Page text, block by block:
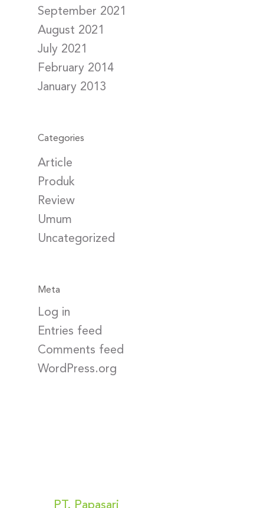
September 2021
August 2021
July 2021
February 2014
January 2013
Categories
Article
Produk
Review
Umum
Uncategorized
Meta
Log in
Entries feed
Comments feed
WordPress.org
PT. Papasari